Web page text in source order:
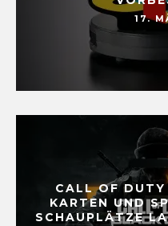
17.
CALL OF
KARTEN UND
SCHAUPLÄTZE